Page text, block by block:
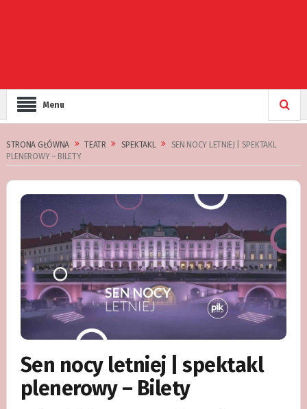
Menu
STRONA GŁÓWNA TEATR SPEKTAKL
SEN NOCY LETNIEJ | SPEKTAKL
PLENEROWY – BILETY
Sen nocy letniej | spektakl
plenerowy – Bilety